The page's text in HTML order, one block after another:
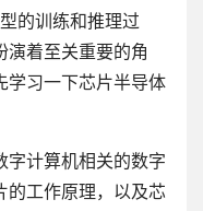
的训练和推理过
演着至关重要的角
学习一下芯片半导体
字计算机相关的数字
的工作原理，以及芯